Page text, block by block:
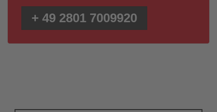
+ 49 2801 7009920